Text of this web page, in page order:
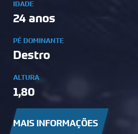
IDADE
24 anos
PÉ DOMINANTE
Destro
ALTURA
1,80
MAIS INFORMAÇÕES